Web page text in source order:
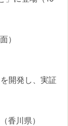
）
開発し、実証
香川県）